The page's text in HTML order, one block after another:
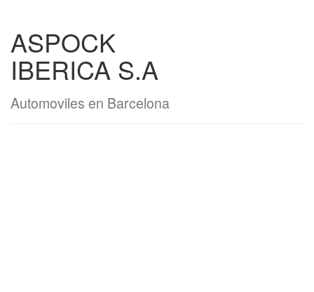
ASPOCK
IBERICA S.A
Automoviles en Barcelona